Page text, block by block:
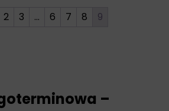
2 3 … 6 7 8 9
–